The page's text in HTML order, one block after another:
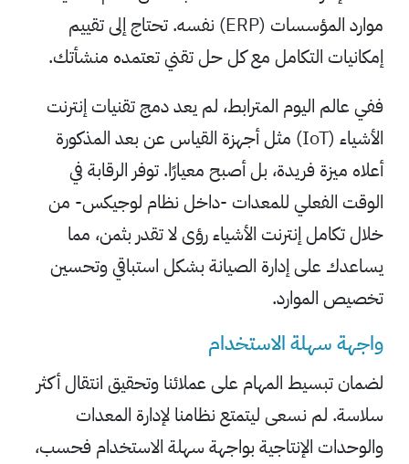
موارد المؤسسات (ERP) نفسه. تحتاج إلى تقييم
إمكانيات التكامل مع كل حل تقني تعتمده منشأتك.
ففي عالم اليوم المترابط، لم يعد دمج تقنيات إنترنت
الأشياء (IoT) مثل أجهزة القياس عن بعد المذكورة
أعلاه ميزة فريدة، بل أصبح معيارًا. توفر الرقابة في
الوقت الفعلي للمعدات -داخل نظام لوجيكس- من
خلال تكامل إنترنت الأشياء رؤى لا تقدر بثمن، مما
يساعدك على إدارة الصيانة بشكل استباقي وتحسين
تخصيص الموارد.
واجهة سهلة الاستخدام
لضمان تبسيط المهام على عملائنا وتحقيق انتقال أكثر
سلاسة. لم نسعى ليتمتع نظامنا لإدارة المعدات
والوحدات الإنتاجية بواجهة سهلة الاستخدام فحسب،